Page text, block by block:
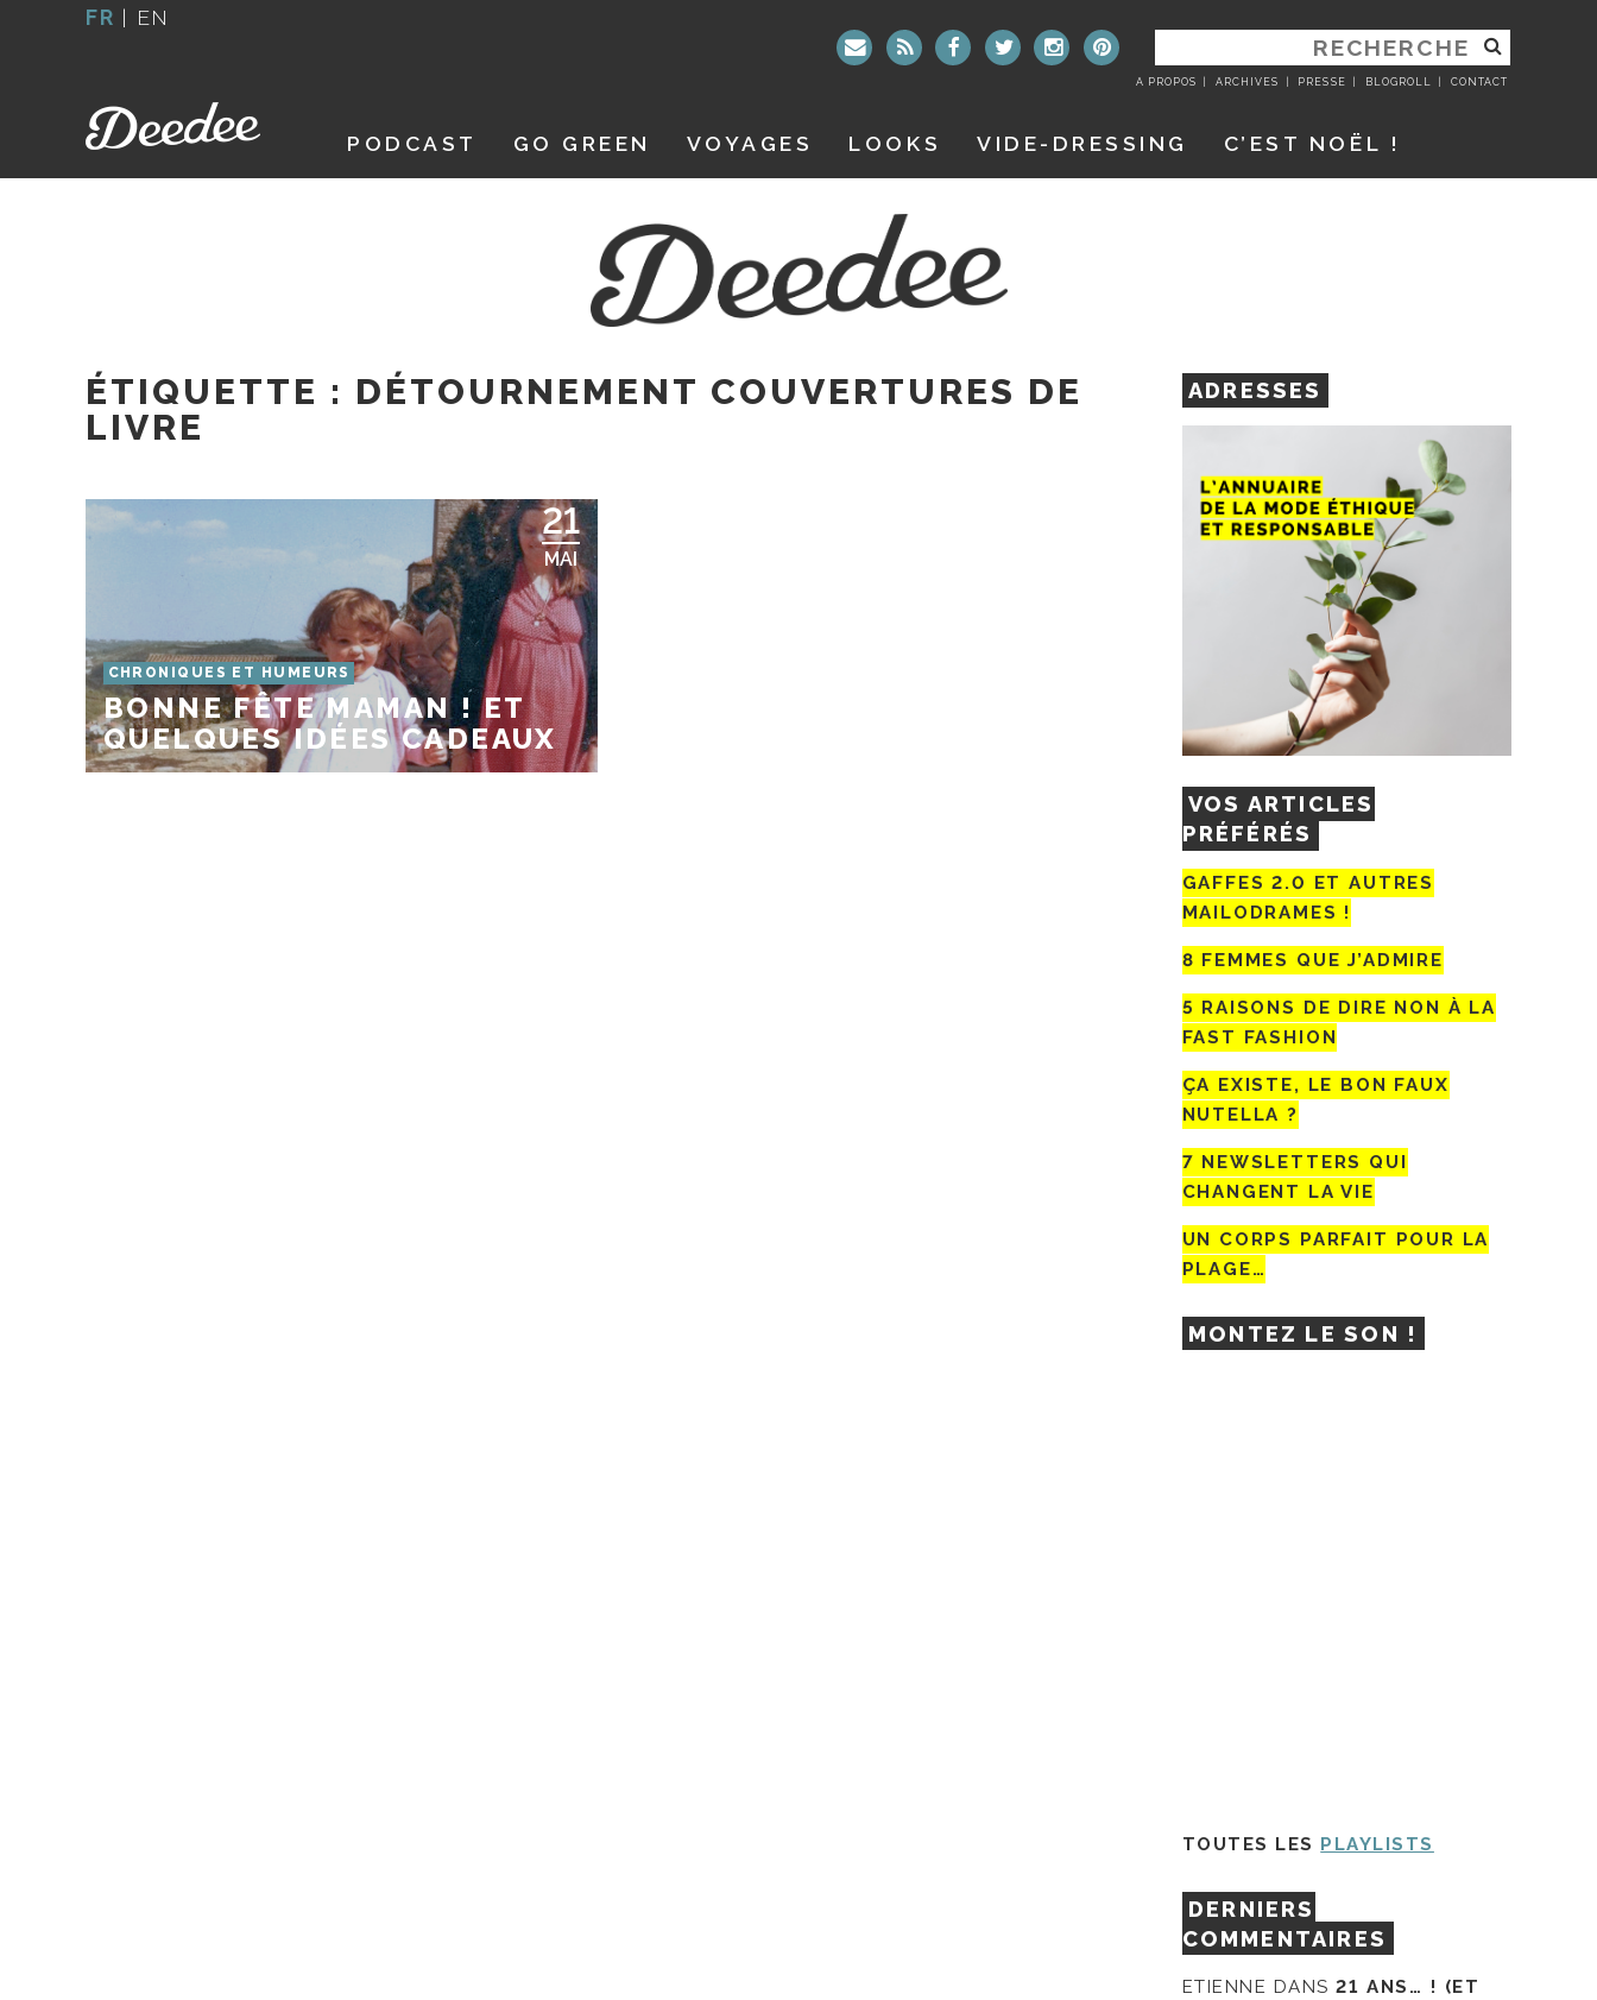
FR | EN
RECHERCHER
:
A PROPOS ARCHIVES PRESSE BLOGROLL CONTACT
PODCAST GO GREEN VOYAGES LOOKS VIDE-DRESSING C’EST NOËL !
ÉTIQUETTE : DÉTOURNEMENT COUVERTURES DE
LIVRE
21
MAI
CHRONIQUES ET HUMEURS
BONNE FÊTE MAMAN ! ET
QUELQUES IDÉES CADEAUX
ADRESSES
VOS ARTICLES
PRÉFÉRÉS
GAFFES 2.0 ET AUTRES
MAILODRAMES !
8 FEMMES QUE J’ADMIRE
5 RAISONS DE DIRE NON À LA
FAST FASHION
ÇA EXISTE, LE BON FAUX
NUTELLA ?
7 NEWSLETTERS QUI
CHANGENT LA VIE
UN CORPS PARFAIT POUR LA
PLAGE…
MONTEZ LE SON !
TOUTES LES PLAYLISTS
DERNIERS
COMMENTAIRES
ETIENNE DANS21 ANS… ! (ET